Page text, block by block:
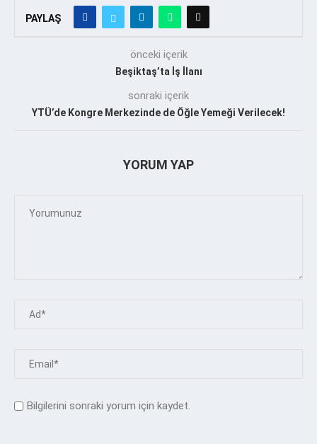
PAYLAŞ
önceki içerik
Beşiktaş’ta İş İlanı
sonraki içerik
YTÜ’de Kongre Merkezinde de Öğle Yemeği Verilecek!
YORUM YAP
Bilgilerini sonraki yorum için kaydet.